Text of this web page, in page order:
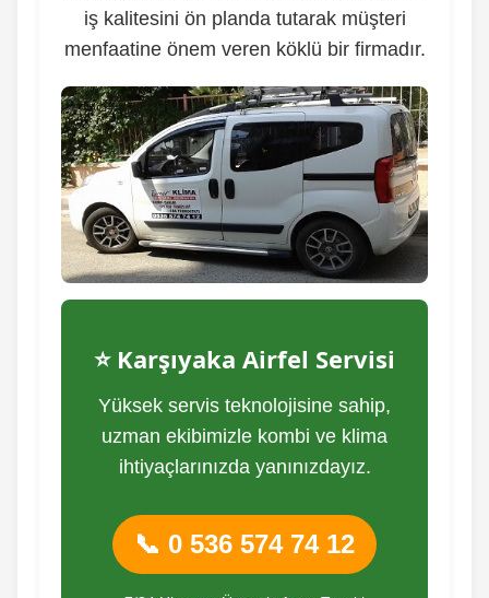
iş kalitesini ön planda tutarak müşteri
menfaatine önem veren köklü bir firmadır.
⭐ Karşıyaka Airfel Servisi
Yüksek servis teknolojisine sahip,
uzman ekibimizle kombi ve klima
ihtiyaçlarınızda yanınızdayız.
📞 0 536 574 74 12